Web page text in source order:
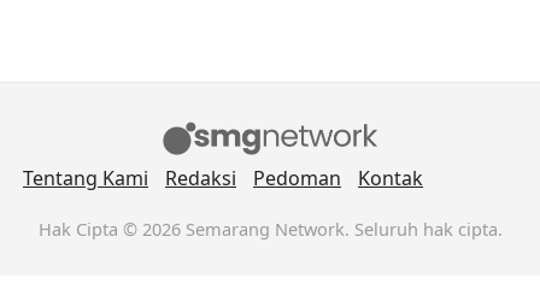
Tentang Kami Redaksi Pedoman Kontak
Hak Cipta © 2026 Semarang Network. Seluruh hak cipta.